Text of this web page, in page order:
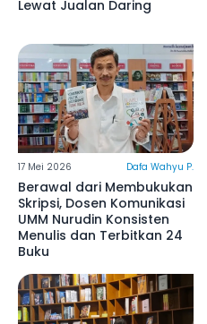
Lewat Jualan Daring
17 Mei 2026 Dafa Wahyu P.
Berawal dari Membukukan
Skripsi, Dosen Komunikasi
UMM Nurudin Konsisten
Menulis dan Terbitkan 24
Buku